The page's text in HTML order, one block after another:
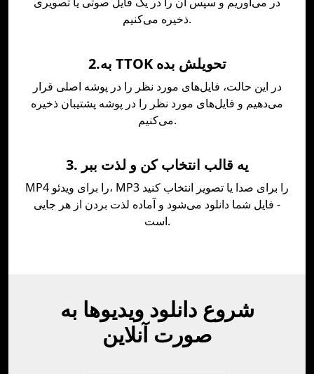
ذخیره می‌کنیم.
2.به TTOK تحويلش بده
در این حالت، فایل‌های مورد نظر را در پوشه اصلی قرار
می‌دهیم و فایل‌های مورد نظر را در پوشه پشتیبان ذخیره
می‌کنیم.
3. يه قالب انتخاب کن و لذت ببر
MP4 را برای ویدئو، MP3 را برای صدا یا تصویر انتخاب کنید
- فایل شما دانلود می‌شود و آماده لذت بردن از هر جایی
است.
شروع دانلود ویدیوها به
صورت آنلاین